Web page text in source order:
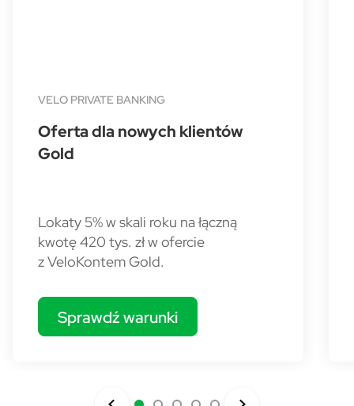
VELO PRIVATE BANKING
Oferta dla nowych klientów
Gold
Lokaty 5% w skali roku na łączną
kwotę 420 tys. zł w ofercie
z VeloKontem Gold.
Sprawdź warunki